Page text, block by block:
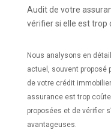
Audit de votre
vérifier si elle est trop
Nous analysons en
actuel, souvent proposé
de votre crédit
assurance est trop
proposées et de vérifier
avantageuses.